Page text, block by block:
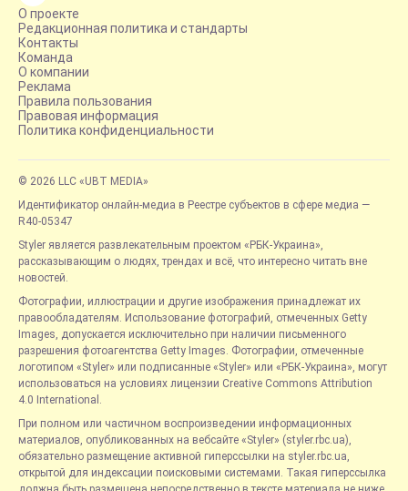
О проекте
Редакционная политика и стандарты
Контакты
Команда
О компании
Реклама
Правила пользования
Правовая информация
Политика конфиденциальности
© 2026 LLC «UBT MEDIA»
Идентификатор онлайн-медиа в Реестре субъектов в сфере медиа —
R40-05347
Styler является развлекательным проектом «РБК-Украина»,
рассказывающим о людях, трендах и всё, что интересно читать вне
новостей.
Фотографии, иллюстрации и другие изображения принадлежат их
правообладателям. Использование фотографий, отмеченных Getty
Images, допускается исключительно при наличии письменного
разрешения фотоагентства Getty Images. Фотографии, отмеченные
логотипом «Styler» или подписанные «Styler» или «РБК-Украина», могут
использоваться на условиях лицензии Creative Commons Attribution
4.0 International.
При полном или частичном воспроизведении информационных
материалов, опубликованных на вебсайте «Styler» (styler.rbc.ua),
обязательно размещение активной гиперссылки на styler.rbc.ua,
открытой для индексации поисковыми системами. Такая гиперссылка